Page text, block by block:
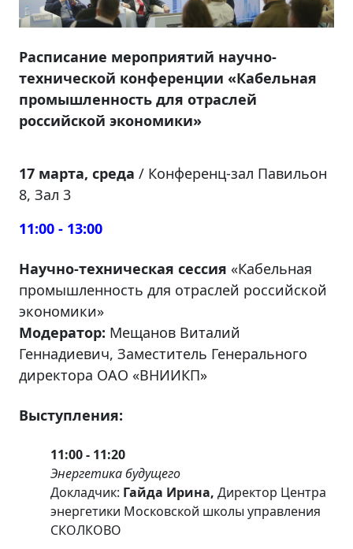
Расписание мероприятий научно-
технической конференции «Кабельная
промышленность для отраслей
российской экономики»
17 марта, среда / Конференц-зал Павильон
8, Зал 3
11:00 - 13:00
Научно-техническая сессия «Кабельная
промышленность для отраслей российской
экономики»
Модератор: Мещанов Виталий
Геннадиевич, Заместитель Генерального
директора ОАО «ВНИИКП»
Выступления:
11:00 - 11:20
Энергетика будущего
Докладчик: Гайда Ирина, Директор Центра
энергетики Московской школы управления
СКОЛКОВО